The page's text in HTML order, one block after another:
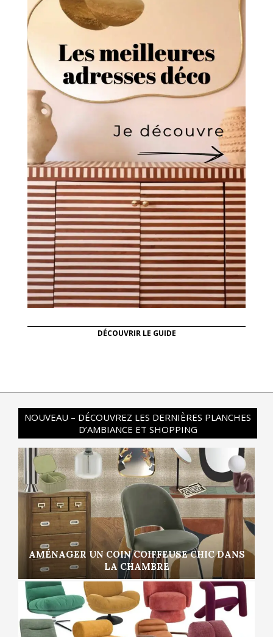
DÉCOUVRIR LE GUIDE
NOUVEAU – DÉCOUVREZ LES DERNIÈRES PLANCHES
D’AMBIANCE ET SHOPPING
AMÉNAGER UN COIN COIFFEUSE CHIC DANS
LA CHAMBRE